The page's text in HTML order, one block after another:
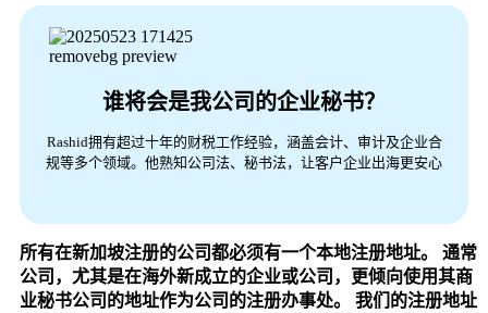
谁将会是我公司的企业秘书？
Rashid拥有超过十年的财税工作经验，涵盖会计、审计及企业合
规等多个领域。他熟知公司法、秘书法，让客户企业出海更安心
所有在新加坡注册的公司都必须有一个本地注册地址。 通常
公司，尤其是在海外新成立的企业或公司，更倾向使用其商
业秘书公司的地址作为公司的注册办事处。 我们的注册地址